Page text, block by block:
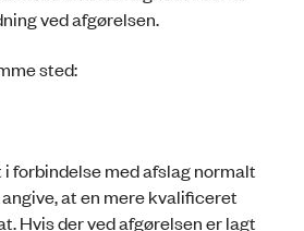
ved afgørelsen.
sted:
forbindelse med afslag normalt
at en mere kvalificeret
Hvis der ved afgørelsen er lagt